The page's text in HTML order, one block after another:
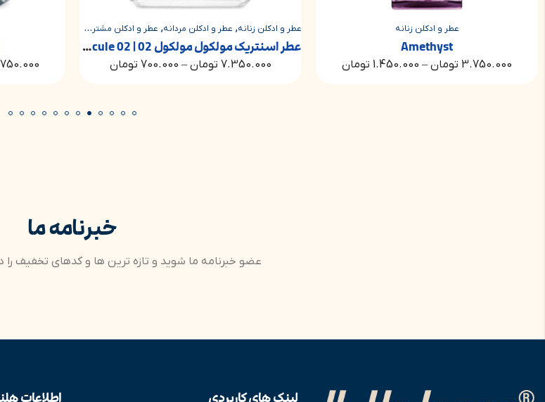
تومان –
1.450.000 تومان
عطر و ادکلن مردانه,عطر و ادکلن مشترک مردانه و زنانه
عطر اسنتریک مولکول مولکول 02 | Escentric Molecules Molecule 02
7.350.000 تومان –
700.000 تومان
Satin Mood
3.750.000 تومان –
خبرنامه ما
عضو خبرنامه ما شوید و تازه ترین ها و کدهای تخفیف را
لینک های کاربردی اطلاعات